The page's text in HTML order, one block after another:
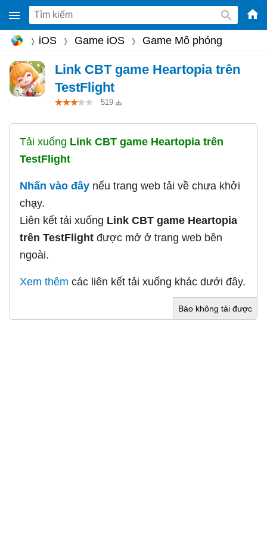
-
iOS Game iOS Game Mô phỏng
Link CBT game Heartopia trên
TestFlight
519
Tải xuống Link CBT game Heartopia trên
TestFlight
Nhấn vào đây nếu trang web tải về chưa khởi
chạy.
Liên kết tải xuống Link CBT game Heartopia
trên TestFlight được mở ở trang web bên
ngoài.
Xem thêm các liên kết tải xuống khác dưới đây.
Báo không tải được